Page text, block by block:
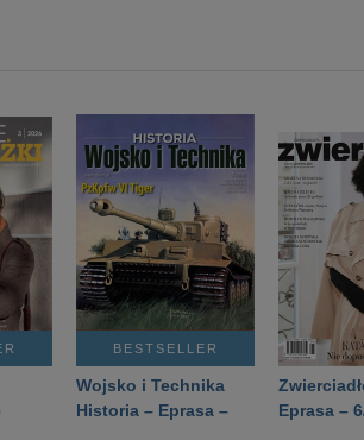
BESTSELLER
Wojsko i Technika
Historia – Eprasa –
Eprasa –